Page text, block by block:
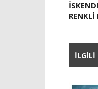
RENKLI
İLGILI